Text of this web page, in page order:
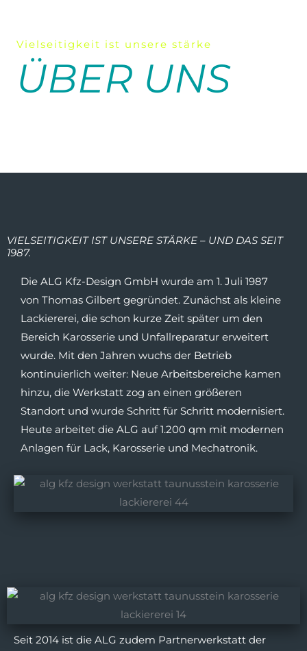
Vielseitigkeit ist unsere stärke
ÜBER UNS
VIELSEITIGKEIT IST UNSERE STÄRKE – UND DAS SEIT
1987.
Die ALG Kfz-Design GmbH wurde am 1. Juli 1987
von Thomas Gilbert gegründet. Zunächst als kleine
Lackiererei, die schon kurze Zeit später um den
Bereich Karosserie und Unfallreparatur erweitert
wurde. Mit den Jahren wuchs der Betrieb
kontinuierlich weiter: Neue Arbeitsbereiche kamen
hinzu, die Werkstatt zog an einen größeren
Standort und wurde Schritt für Schritt modernisiert.
Heute arbeitet die ALG auf 1.200 qm mit modernen
Anlagen für Lack, Karosserie und Mechatronik.
Seit 2014 ist die ALG zudem Partnerwerkstatt der